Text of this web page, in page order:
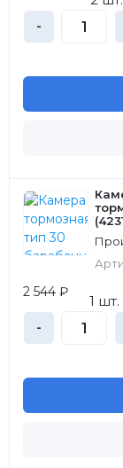
-
2 544 ₽
1 шт.
-